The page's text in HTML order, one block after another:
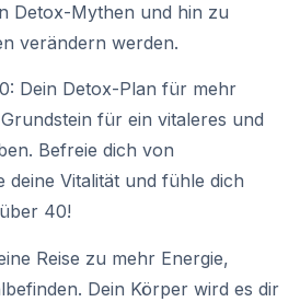
Detox-Mythen und hin zu
verändern werden.
Dein Detox-Plan für mehr
für ein vitaleres und
Befreie dich von
deine Vitalität und fühle dich
40!
Reise zu mehr Energie,
Dein Körper wird es dir